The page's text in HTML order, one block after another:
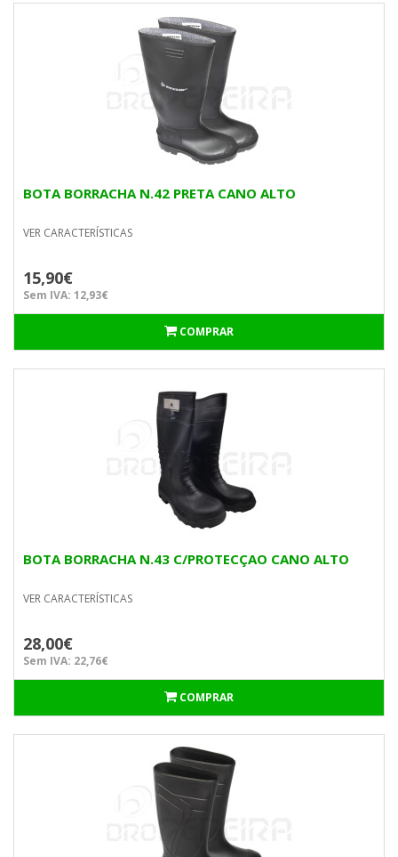
BOTA BORRACHA N.42 PRETA CANO ALTO
VER CARACTERÍSTICAS
15,90€
Sem IVA: 12,93€
COMPRAR
BOTA BORRACHA N.43 C/PROTECÇAO CANO ALTO
VER CARACTERÍSTICAS
28,00€
Sem IVA: 22,76€
COMPRAR